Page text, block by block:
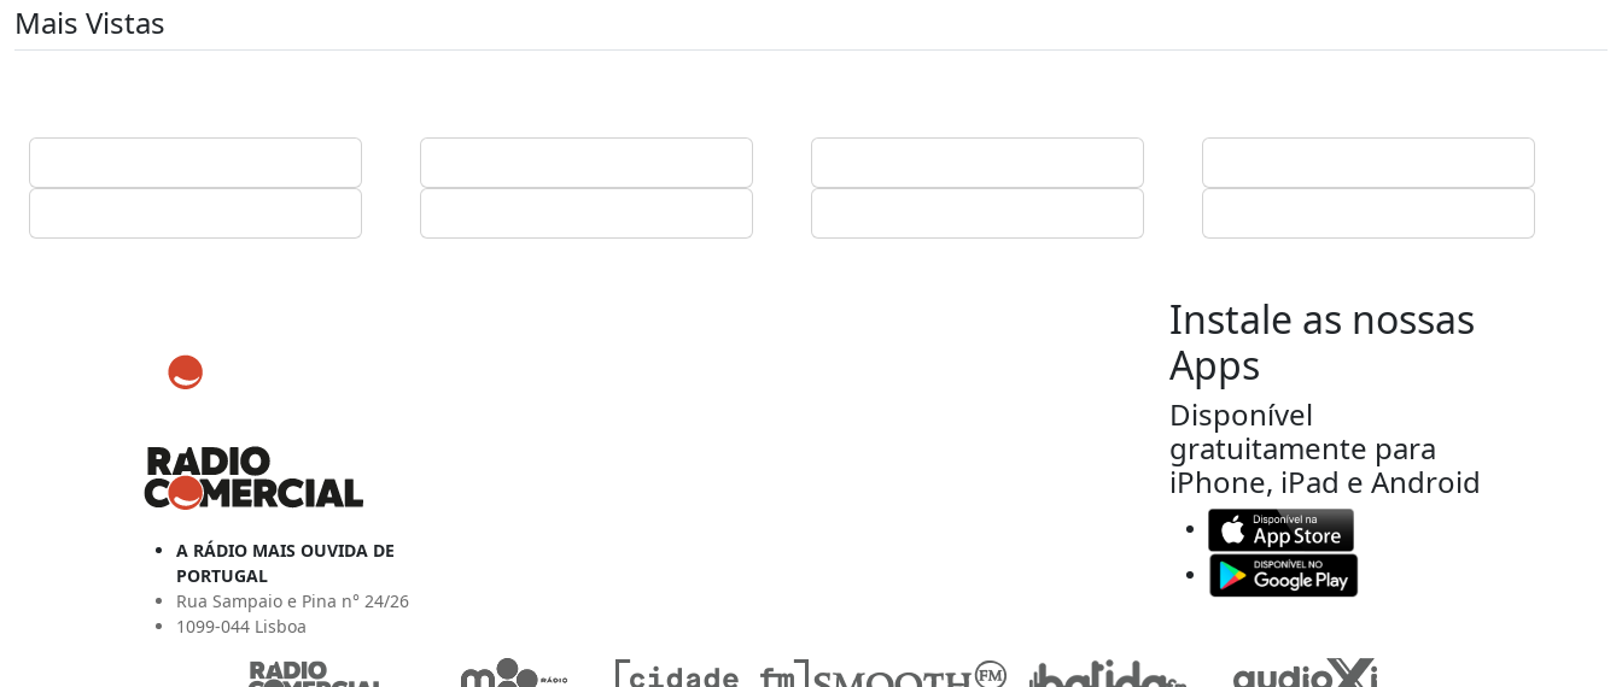
Mais Vistas
A RÁDIO MAIS OUVIDA DE
PORTUGAL
Rua Sampaio e Pina n° 24/26
1099-044 Lisboa
Instale as nossas
Apps
Disponível
gratuitamente para
iPhone, iPad e Android